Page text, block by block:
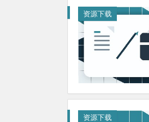
资源下载
资源下载